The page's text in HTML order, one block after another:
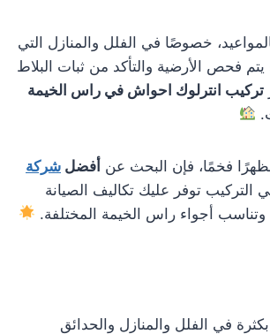
خصوصًا في الفلل والمنازل التي
يتم فحص الأرضية والتأكد من ثبات البلاط
تركيب انترلوك احواش في راس الخيمة
فخمًا، فإن البحث عن أفضل شركة
التركيب توفر عليك تكاليف الصيانة
أجواء راس الخيمة المختلفة.
في الفلل والمنازل والحدائق